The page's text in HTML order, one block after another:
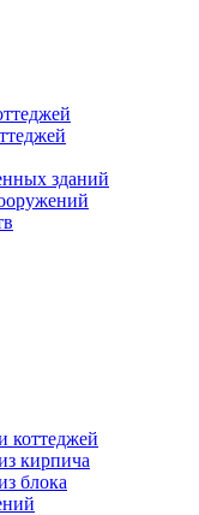
зданий
коттеджей
кирпича
блока